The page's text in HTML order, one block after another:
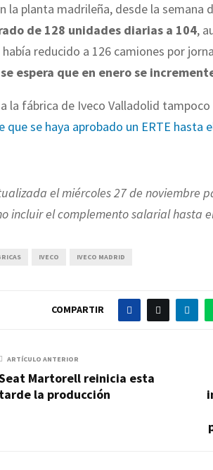
la planta madrileña, desde la semana
de 128 unidades diarias a 104,
había reducido a 126 camiones por
se espera que en enero se
la fábrica de Iveco Valladolid
que se haya aprobado un ERTE hasta
el miércoles 27 de noviembre
incluir el complemento salarial hasta
IVECO IVECO MADRID
COMPARTIR
ARTÍCULO ANTERIOR
Martorell reinicia esta
tarde la producción